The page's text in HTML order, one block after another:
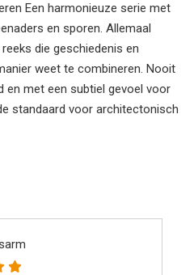
Een harmonieuze serie met
en sporen. Allemaal
die geschiedenis en
weet te combineren. Nooit
en met een subtiel gevoel voor
standaard voor architectonisch